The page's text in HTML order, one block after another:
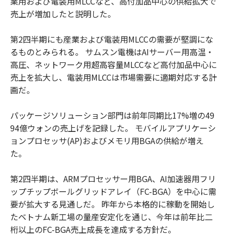
売上が増加したと説明した。
第2四半期にも産業および電装用MLCCの需要が堅調にな
るものとみられる。 サムスン電機はAIサーバー用高温・
高圧、ネットワーク用超高容量MLCCなど高付加品中心に
売上を拡大し、電装用MLCCは市場需要に適期対応する計
画だ。
パッケージソリューション部門は前年同期比17%増の49
94億ウォンの売上げを記録した。 モバイルアプリケーシ
ョンプロセッサ(AP)およびメモリ用BGAの供給が増え
た。
第2四半期は、ARMプロセッサー用BGA、AI加速器用フリ
ップチップボールグリッドアレイ（FC-BGA）を中心に需
要が拡大する見通しだ。 昨年から本格的に稼動を開始し
たベトナム新工場の量産安定化を通じ、今年は前年比二
桁以上のFC-BGA売上成長を達成する方針だ。